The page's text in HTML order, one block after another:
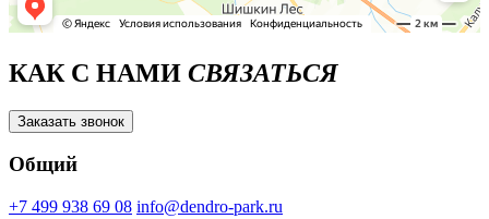
КАК С НАМИ СВЯЗАТЬСЯ
Заказать звонок
Общий
+7 499 938 69 08 info@dendro-park.ru